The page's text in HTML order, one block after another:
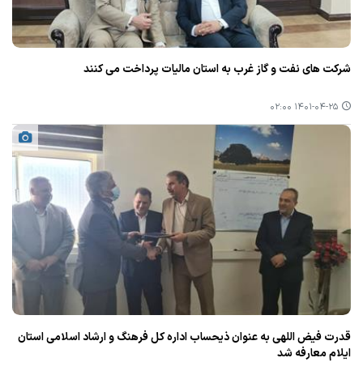
شركت های نفت و گاز غرب به استان مالیات پرداخت می كنند
۱۴۰۱-۰۴-۲۵ ۰۲:۰۰
قدرت فیض اللهی به عنوان ذیحساب اداره كل فرهنگ و ارشاد اسلامی استان
ایلام معارفه شد